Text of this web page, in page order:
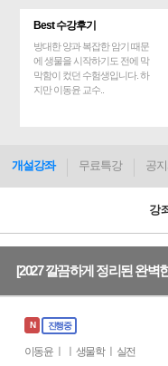
Best 수강후기
방대한 양과 복잡한 암기 때문
에 생물을 시작하기도 전에 막
막함이 컸던 수험생입니다. 하
지만 이동윤 교수..
개설강좌 무료특강 공
강
[2027 깔끔하게 정리된 완벽
N 진행중
이동윤 ㅣ ㅣ 생물학 ㅣ 실전